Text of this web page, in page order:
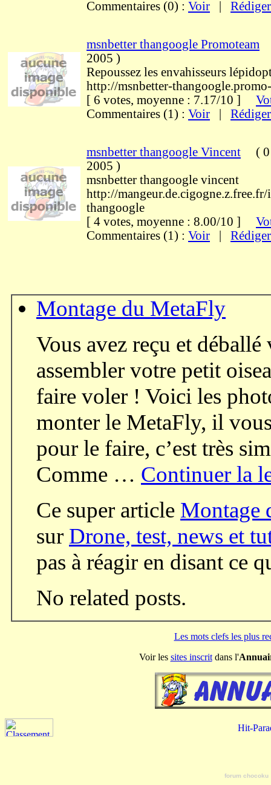
Commentaires (0) : Voir Rédiger
msnbetter thangoogle Promoteam
2005 )
Repoussez les envahisseurs
http://msnbetter-
[ 6 votes, moyenne : 7.17/10 ]
Commentaires (1) : Voir Rédiger
msnbetter thangoogle Vincent (
2005 )
msnbetter thangoogle vincent
http://
thangoogle
[ 4 votes, moyenne : 8.00/10 ]
Commentaires (1) : Voir Rédiger
Montage du MetaFly
Vous avez reçu et
assembler votre petit
faire voler ! Voici les
monter le MetaFly, il
pour le faire, c’est très
Comme … Continuer la
Ce super article Montage
sur Drone, test, news et
pas à réagir en disant ce
No related posts.
Les mots clefs les plus
Voir les sites inscritdans l'
forum chocoku